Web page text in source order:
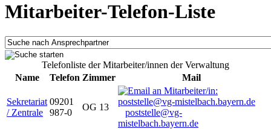
Mitarbeiter-Telefon-Liste
Telefonliste der Mitarbeiter/innen der Verwaltung
Name
Telefon Zimmer Mail
Sekretariat
/ Zentrale
09201
987-0
OG 13
poststelle@vg-
mistelbach.bayern.de